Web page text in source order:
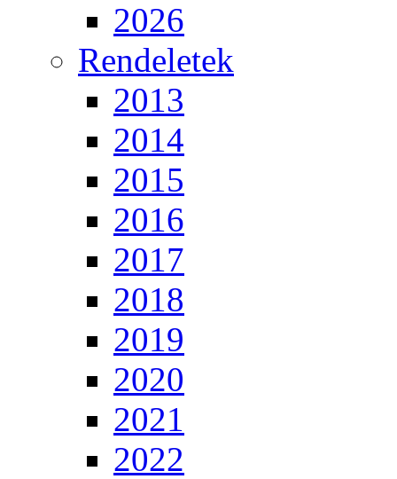
2026
Rendeletek
2013
2014
2015
2016
2017
2018
2019
2020
2021
2022